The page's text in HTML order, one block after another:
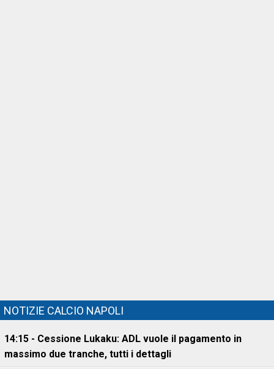
NOTIZIE CALCIO NAPOLI
14:15 - Cessione Lukaku: ADL vuole il pagamento in
massimo due tranche, tutti i dettagli